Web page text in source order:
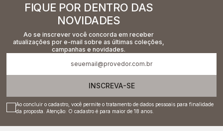
FIQUE POR DENTRO DAS
NOVIDADES
Ao se inscrever você concorda em receber
atualizações por e-mail sobre as últimas coleções,
campanhas e novidades.
INSCREVA-SE
Ao concluir o cadastro, você permite o tratamento de dados pessoais para finalidade
da proposta. Atenção: O cadastro é para maior de 18 anos.